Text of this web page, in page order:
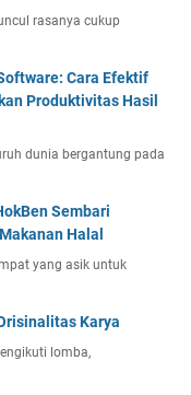
rasanya cukup
Cara Efektif
Produktivitas Hasil
dunia bergantung pada
Sembari
Halal
yang asik untuk
Karya
lomba,